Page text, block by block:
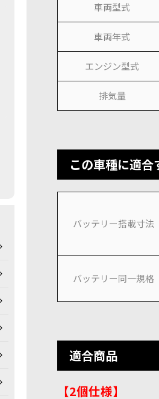
車両型式
車両年式
エンジン型式
排気量
この車種に適
バッテリー搭載寸法
バッテリー同一規格
適合商品
【2個仕様】